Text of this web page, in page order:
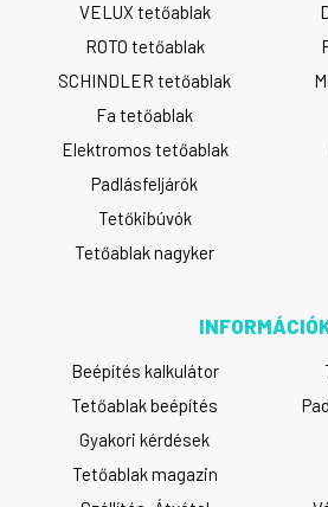
VELUX tetőablak
ROTO tetőablak
SCHINDLER tetőablak
Fa tetőablak
Elektromos tetőablak
Padlásfeljárók
Tetőkibúvók
Tetőablak nagyker
Beépítés kalkulátor
Tetőablak beépítés
Gyakori kérdések
Tetőablak magazin